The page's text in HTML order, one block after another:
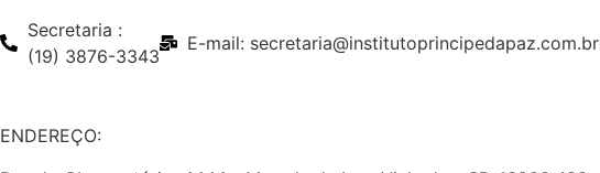
Secretaria :
(19) 3876-3343
E-mail: secretaria@institutoprincipedapaz.com.br
ENDEREÇO: